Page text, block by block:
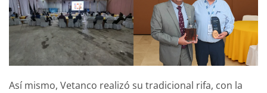
Así mismo, Vetanco realizó su tradicional rifa, con la